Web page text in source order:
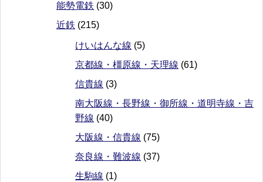
能勢電鉄 (30)
近鉄 (215)
けいはんな線 (5)
京都線・橿原線・天理線 (61)
信貴線 (3)
南大阪線・長野線・御所線・道明寺線・吉
野線 (40)
大阪線・信貴線 (75)
奈良線・難波線 (37)
生駒線 (1)